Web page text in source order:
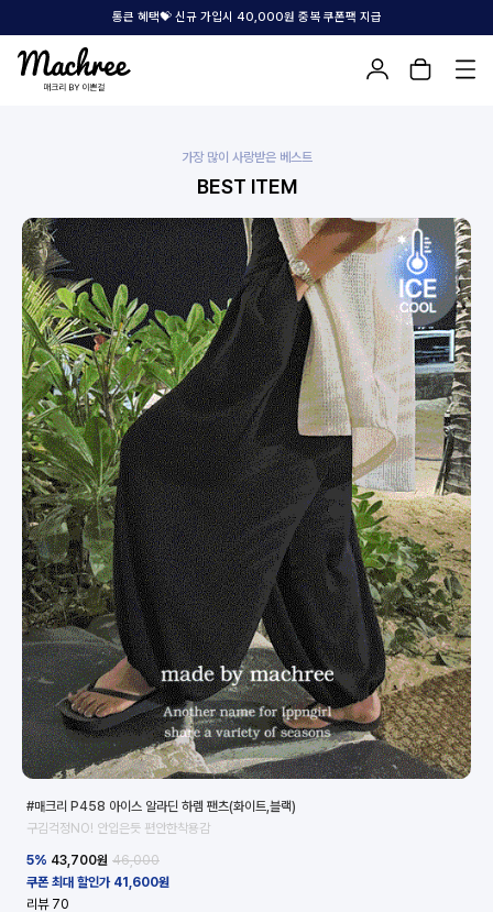
통큰 혜택💝 신규 가입시 40,000원 중복 쿠폰팩 지급
가장 많이 사랑받은 베스트
BEST ITEM
#매크리 P458 아이스 알라딘 하렘 팬츠(화이트,블랙)
구김걱정NO! 안입은듯 편안한착용감
5% 43,700원 46,000
쿠폰 최대 할인가 41,600원
리뷰 70